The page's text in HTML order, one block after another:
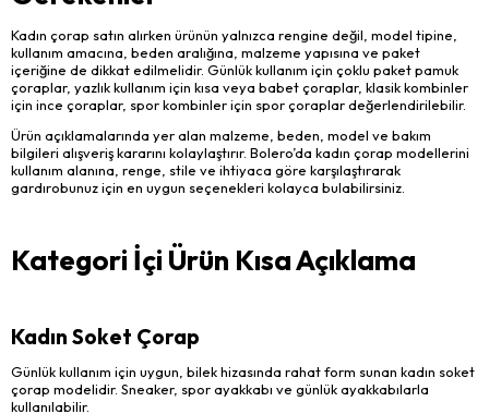
Kadın çorap satın alırken ürünün yalnızca rengine değil, model tipine,
kullanım amacına, beden aralığına, malzeme yapısına ve paket
içeriğine de dikkat edilmelidir. Günlük kullanım için çoklu paket pamuk
çoraplar, yazlık kullanım için kısa veya babet çoraplar, klasik kombinler
için ince çoraplar, spor kombinler için spor çoraplar değerlendirilebilir.
Ürün açıklamalarında yer alan malzeme, beden, model ve bakım
bilgileri alışveriş kararını kolaylaştırır. Bolero’da kadın çorap modellerini
kullanım alanına, renge, stile ve ihtiyaca göre karşılaştırarak
gardırobunuz için en uygun seçenekleri kolayca bulabilirsiniz.
Kategori İçi Ürün Kısa Açıklama
Kadın Soket Çorap
Günlük kullanım için uygun, bilek hizasında rahat form sunan kadın soket
çorap modelidir. Sneaker, spor ayakkabı ve günlük ayakkabılarla
kullanılabilir.